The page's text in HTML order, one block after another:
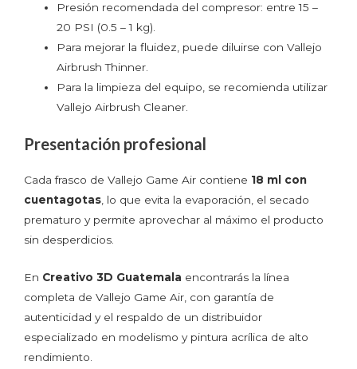
Presión recomendada del compresor: entre 15 –
20 PSI (0.5 – 1 kg).
Para mejorar la fluidez, puede diluirse con Vallejo
Airbrush Thinner.
Para la limpieza del equipo, se recomienda utilizar
Vallejo Airbrush Cleaner.
Presentación profesional
Cada frasco de Vallejo Game Air contiene 18 ml con
cuentagotas , lo que evita la evaporación, el secado
prematuro y permite aprovechar al máximo el producto
sin desperdicios.
En Creativo 3D Guatemala encontrarás la línea
completa de Vallejo Game Air, con garantía de
autenticidad y el respaldo de un distribuidor
especializado en modelismo y pintura acrílica de alto
rendimiento.